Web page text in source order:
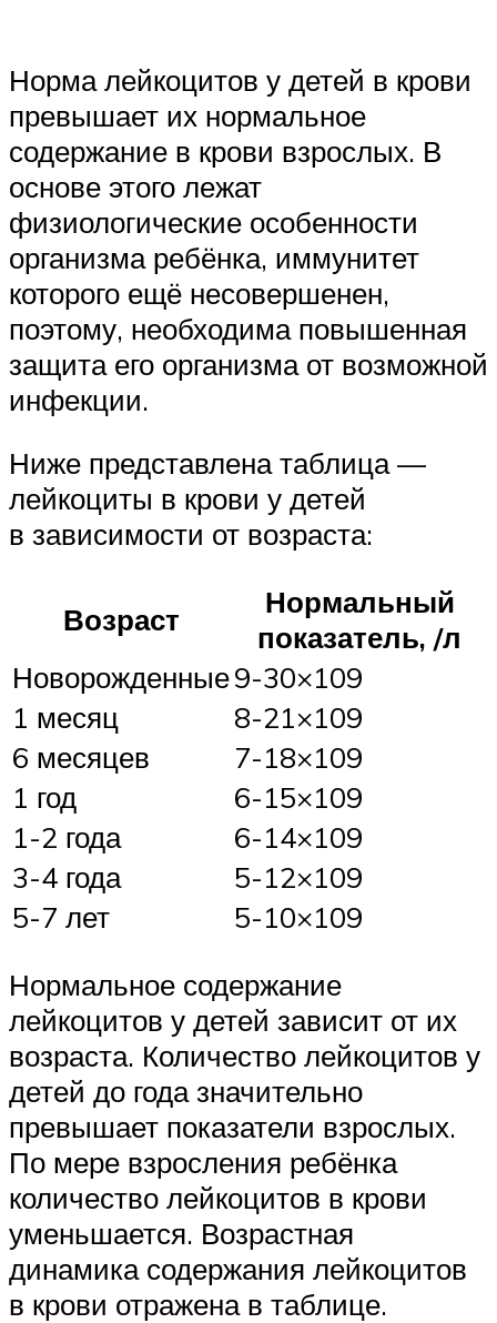
Норма лейкоцитов у детей в крови
превышает их нормальное
содержание в крови взрослых. В
основе этого лежат
физиологические особенности
организма ребёнка, иммунитет
которого ещё несовершенен,
поэтому, необходима повышенная
защита его организма от возможной
инфекции.
Ниже представлена таблица —
лейкоциты в крови у детей
в зависимости от возраста:
Возраст
Нормальный
показатель, /л
Новорожденные9-30×109
1 месяц
8-21×109
6 месяцев
7-18×109
1 год
6-15×109
1-2 года
6-14×109
3-4 года
5-12×109
5-7 лет
5-10×109
Нормальное содержание
лейкоцитов у детей зависит от их
возраста. Количество лейкоцитов у
детей до года значительно
превышает показатели взрослых.
По мере взросления ребёнка
количество лейкоцитов в крови
уменьшается. Возрастная
динамика содержания лейкоцитов
в крови отражена в таблице.